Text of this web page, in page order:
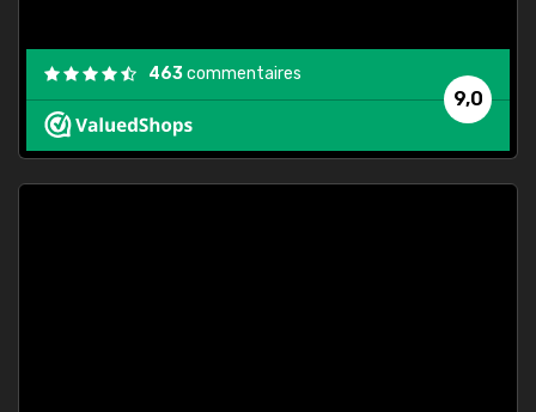
9,0
463commentaires